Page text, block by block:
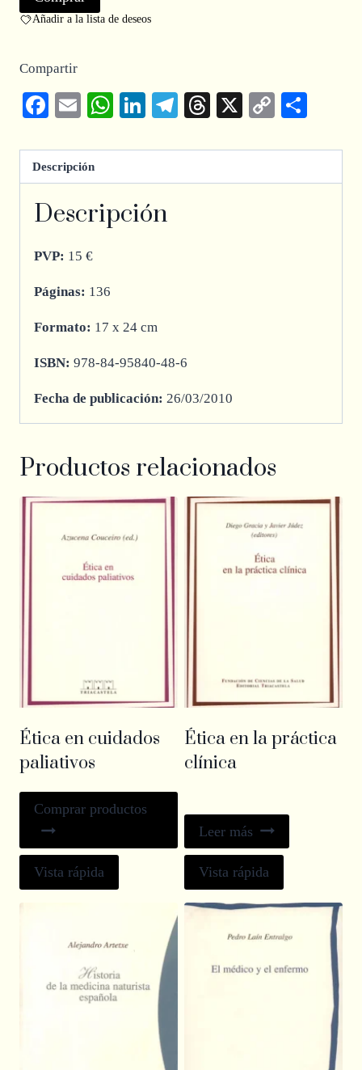
Añadir a la lista de deseos
Compartir
Facebook
EmailWhatsApp
LinkedIn
Telegram
Threads
X
Copy
Descripción
Descripción
PVP: 15 €
Páginas: 136
Formato: 17 x 24 cm
ISBN: 978-84-95840-48-6
Fecha de publicación: 26/03/2010
Productos relacionados
Ética en cuidados
paliativos
Comprar productos
Vista rápida
Ética en la práctica
clínica
Leer más
Vista rápida